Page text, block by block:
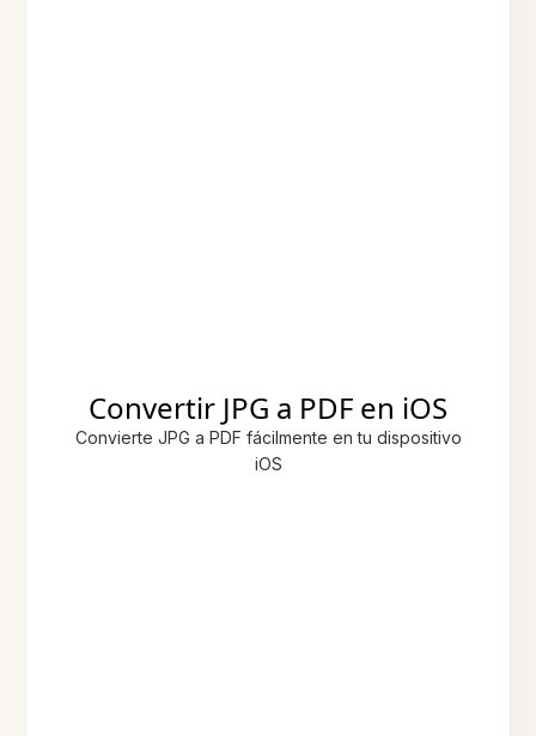
Convertir JPG a PDF en iOS
Convierte JPG a PDF fácilmente en tu dispositivo
iOS